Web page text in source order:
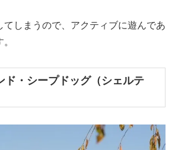
てしまうので、アクティブに遊んであ
ド・シープドッグ（シェルテ